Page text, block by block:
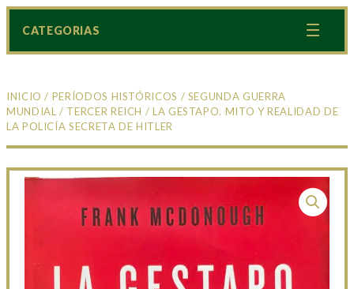
INICIO / PERÍODOS HISTÓRICOS / SEGUNDA GUERRA
MUNDIAL / TERCER REICH / LA GESTAPO. MITO Y REALIDAD DE
LA POLICÍA SECRETA DE HITLER
CATEGORIAS